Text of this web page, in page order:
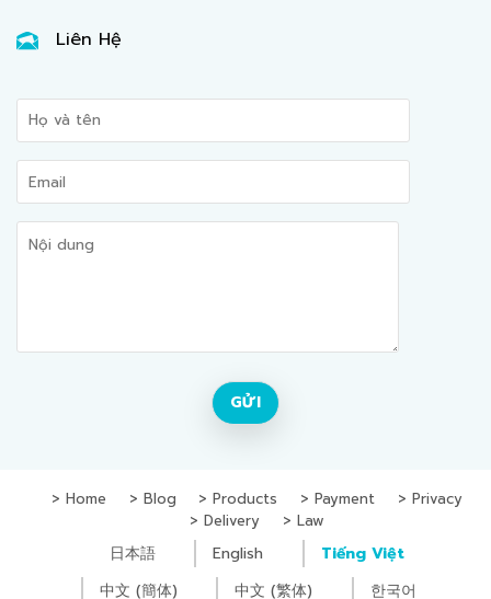
Liên Hệ
Home Blog Products Payment
Privacy
Delivery
Law
日本語 English
Tiếng Việt
中文 (簡体)
中文 (繁体) 한국어